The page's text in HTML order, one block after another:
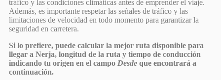
tráfico y las condiciones climáticas antes de emprender el viaje.
Además, es importante respetar las señales de tráfico y las
limitaciones de velocidad en todo momento para garantizar la
seguridad en carretera.
Si lo prefiere, puede calcular la mejor ruta disponible para
llegar a Nerja, longitud de la ruta y tiempo de conducción
indicando tu origen en el campo Desde que encontrará a
continuación.